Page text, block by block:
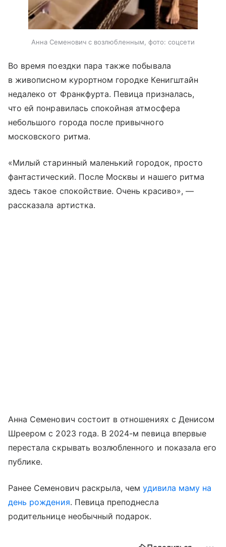
Анна Семенович с возлюбленным, фото: соцсети
Во время поездки пара также побывала
в живописном курортном городке Кенигштайн
недалеко от Франкфурта. Певица призналась,
что ей понравилась спокойная атмосфера
небольшого города после привычного
московского ритма.
«Милый старинный маленький городок, просто
фантастический. После Москвы и нашего ритма
здесь такое спокойствие. Очень красиво», —
рассказала артистка.
Анна Семенович состоит в отношениях с Денисом
Шреером с 2023 года. В 2024-м певица впервые
перестала скрывать возлюбленного и показала его
публике.
Ранее Семенович раскрыла, чемудивила маму на
день рождения. Певица преподнесла
родительнице необычный подарок.